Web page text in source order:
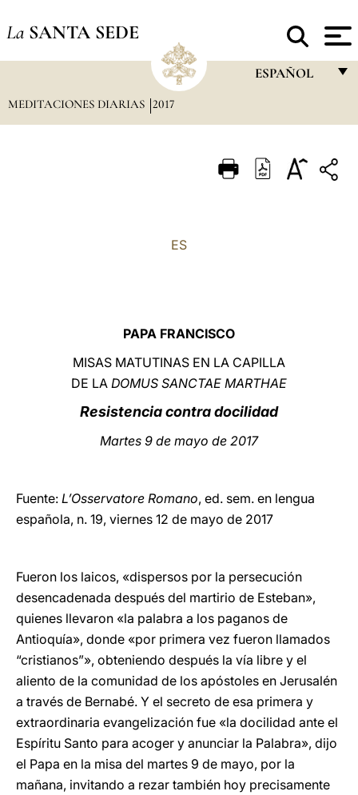
La SANTA SEDE
ESPAÑOL
ITALIANO
中文
LATINE
MEDITACIONES DIARIAS 2017
ES
PAPA FRANCISCO
MISAS MATUTINAS EN LA CAPILLA
DE LA DOMUS SANCTAE MARTHAE
Resistencia contra docilidad
Martes 9 de mayo de 2017
Fuente: L’Osservatore Romano, ed. sem. en lengua
española, n. 19, viernes 12 de mayo de 2017
Fueron los laicos, «dispersos por la persecución
desencadenada después del martirio de Esteban»,
quienes llevaron «la palabra a los paganos de
Antioquía», donde «por primera vez fueron llamados
“cristianos”», obteniendo después la vía libre y el
aliento de la comunidad de los apóstoles en Jerusalén
a través de Bernabé. Y el secreto de esa primera y
extraordinaria evangelización fue «la docilidad ante el
Espíritu Santo para acoger y anunciar la Palabra», dijo
el Papa en la misa del martes 9 de mayo, por la
mañana, invitando a rezar también hoy precisamente